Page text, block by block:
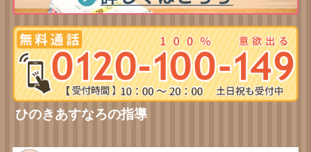
ひのきあすなろの指導